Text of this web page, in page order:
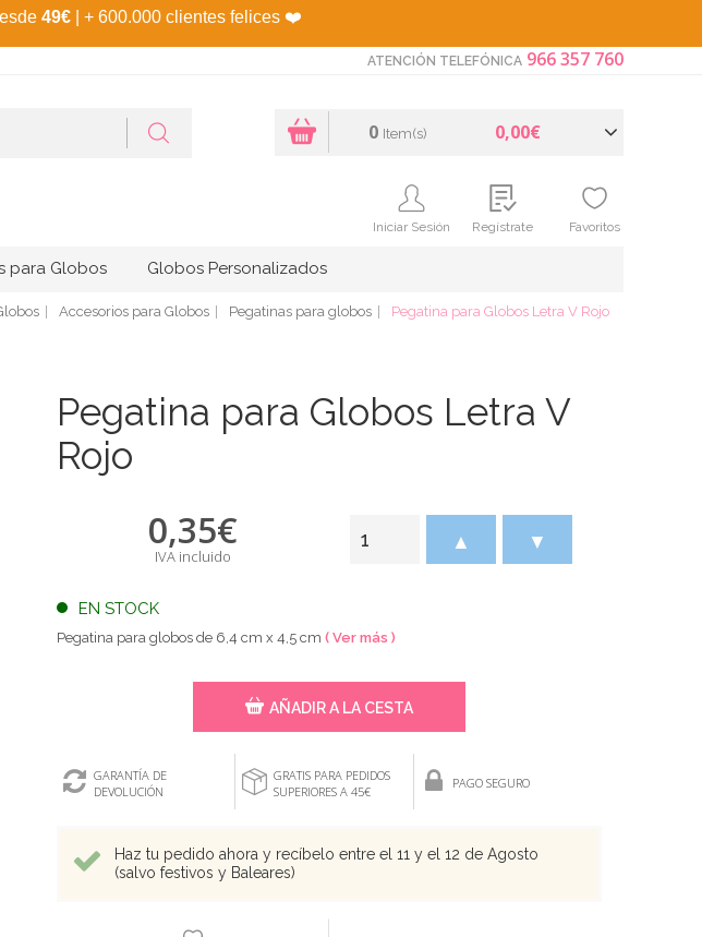
49€ | + 600.000 clientes felices ❤️
ATENCIÓN TELEFÓNICA 966 357 760
0 Item(s) 0,00€
Iniciar Sesión Regístrate Favoritos
para Globos Globos Personalizados
Accesorios para Globos Pegatinas para globos Pegatina para Globos Letra V Rojo
Pegatina para Globos Letra V
Rojo
0,35€
IVA incluido
EN STOCK
▲ ▼
Pegatina para globos de 6,4 cm x 4,5 cm ( Ver más )
AÑADIR A LA CESTA
GARANTÍA DE
DEVOLUCIÓN
GRATIS PARA PEDIDOS
SUPERIORES A 45€
PAGO SEGURO
Haz tu pedido ahora y recíbelo entre el 11 y el 12 de Agosto
(salvo festivos y Baleares)